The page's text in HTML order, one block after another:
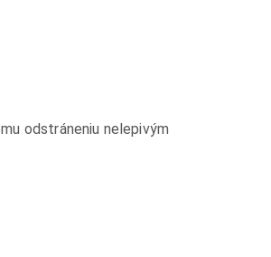
odstráneniu nelepivým